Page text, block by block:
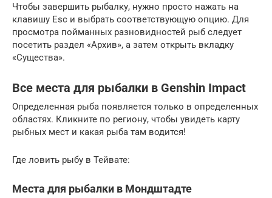
Чтобы завершить рыбалку, нужно просто нажать на
клавишу Esc и выбрать соответствующую опцию. Для
просмотра пойманных разновидностей рыб следует
посетить раздел «Архив», а затем открыть вкладку
«Существа».
Все места для рыбалки в Genshin Impact
Определенная рыба появляется только в определенных
областях. Кликните по региону, чтобы увидеть карту
рыбных мест и какая рыба там водится!
Где ловить рыбу в Тейвате:
Места для рыбалки в Мондштадте